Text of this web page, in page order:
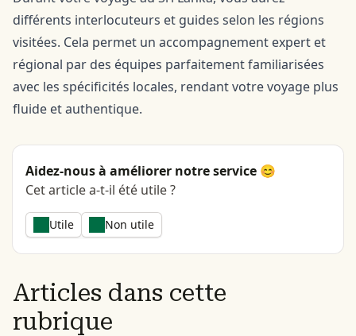
différents interlocuteurs et guides selon les régions
visitées. Cela permet un accompagnement expert et
régional par des équipes parfaitement familiarisées
avec les spécificités locales, rendant votre voyage plus
fluide et authentique.
Aidez-nous à améliorer notre service 😊
Cet article a-t-il été utile ?
Utile Non utile
Articles dans cette
rubrique